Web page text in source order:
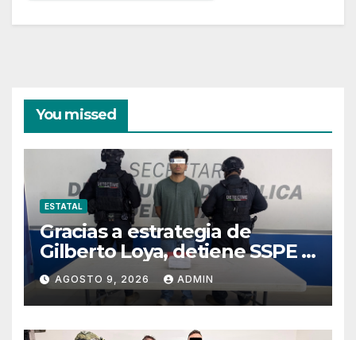
You missed
ESTATAL
Gracias a estrategia de
Gilberto Loya, detiene SSPE a
presunto implicado en
homicidio en Juárez
AGOSTO 9, 2026 ADMIN